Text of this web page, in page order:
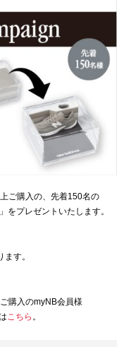
ご購入の、先着150名の
をプレゼントいたします。
す。
購入のmyNB会員様
こちら 。